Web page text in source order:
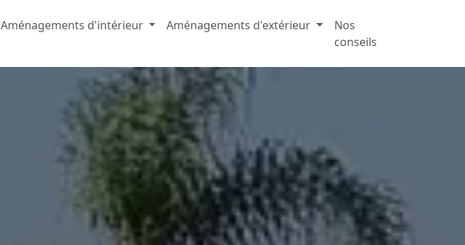
Aménagements d'intérieur Aménagements d'extérieur
Nos
conseils